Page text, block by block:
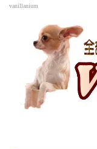
vanillanium